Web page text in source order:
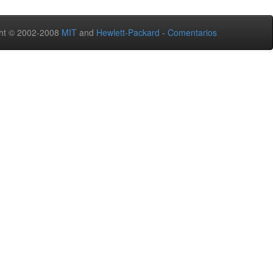
© 2002-2008 MIT and Hewlett-Packard - Comentarios